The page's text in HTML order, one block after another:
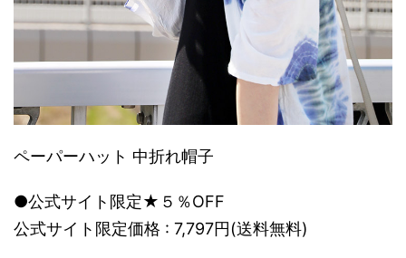
ペーパーハット 中折れ帽子
●公式サイト限定★５％OFF
公式サイト限定価格 : 7,797円(送料無料)